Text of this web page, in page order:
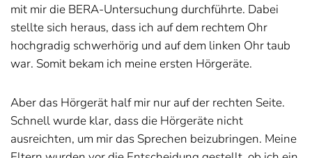
mit mir die BERA-Untersuchung durchführte. Dabei
stellte sich heraus, dass ich auf dem rechtem Ohr
hochgradig schwerhörig und auf dem linken Ohr taub
war. Somit bekam ich meine ersten Hörgeräte.
Aber das Hörgerät half mir nur auf der rechten Seite.
Schnell wurde klar, dass die Hörgeräte nicht
ausreichten, um mir das Sprechen beizubringen. Meine